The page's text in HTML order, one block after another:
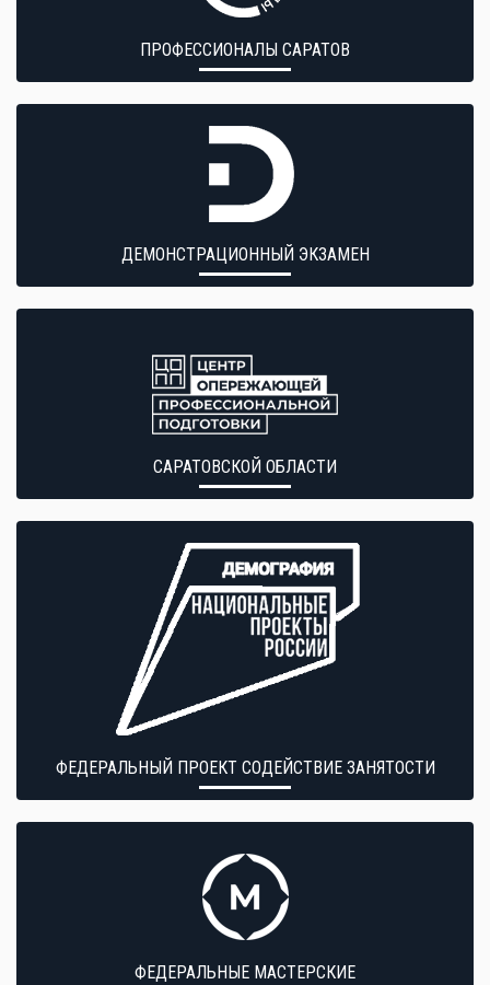
ПРОФЕССИОНАЛЫ САРАТОВ
ДЕМОНСТРАЦИОННЫЙ ЭКЗАМЕН
САРАТОВСКОЙ ОБЛАСТИ
ФЕДЕРАЛЬНЫЙ ПРОЕКТ СОДЕЙСТВИЕ ЗАНЯТОСТИ
ФЕДЕРАЛЬНЫЕ МАСТЕРСКИЕ